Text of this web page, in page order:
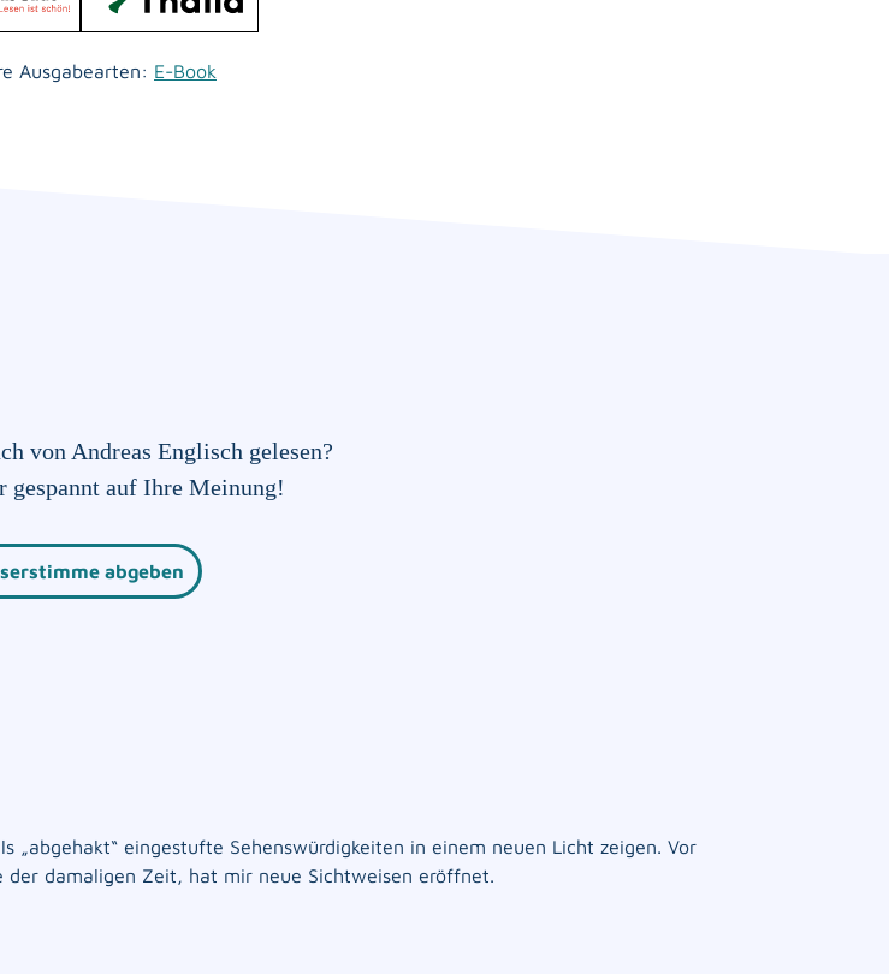
Ausgabearten: E-Book
von Andreas Englisch gelesen?
gespannt auf Ihre Meinung!
abgeben
eingestufte Sehenswürdigkeiten in einem neuen Licht zeigen. Vor
der damaligen Zeit, hat mir neue Sichtweisen eröffnet.